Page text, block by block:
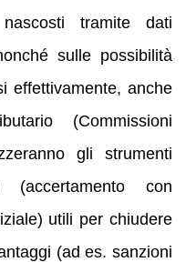
tramite dati
sulle possibilità
effettivamente, anche
(Commissioni
gli strumenti
(accertamento con
utili per chiudere
(ad es. sanzioni